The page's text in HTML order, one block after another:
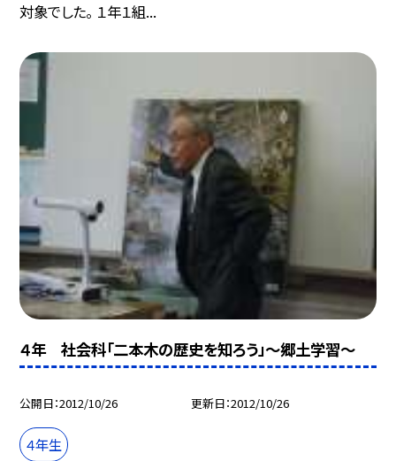
対象でした。 １年１組...
４年 社会科「二本木の歴史を知ろう」〜郷土学習〜
公開日 2012/10/26 更新日 2012/10/26
４年生